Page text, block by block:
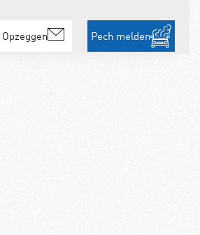
Opzeggen Pech melden